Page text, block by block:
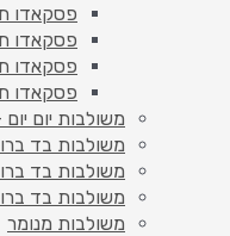
פסקאדו
פסקאדו
פסקאדו
פסקאדו
משולבות יום יום –
משולבות בד
משולבות בד
משולבות בד
משולבות מנומר